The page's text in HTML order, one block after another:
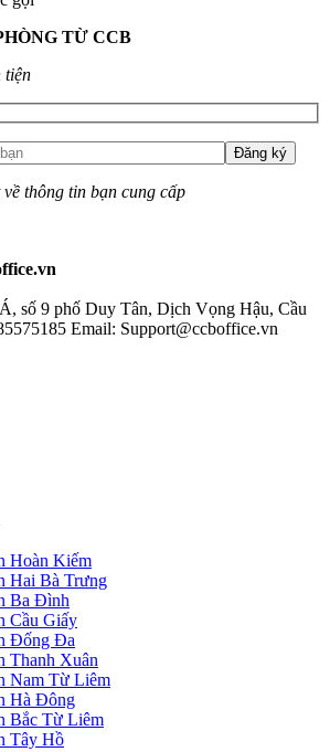
TỪ CCB
tiện
thông tin bạn cung cấp
số 9 phố Duy Tân, Dịch Vọng Hậu, Cầu
Email: Support@ccboffice.vn
Hoàn Kiếm
Hai Bà Trưng
Ba Đình
Cầu Giấy
Đống Đa
Thanh Xuân
Nam Từ Liêm
Hà Đông
Bắc Từ Liêm
Tây Hồ